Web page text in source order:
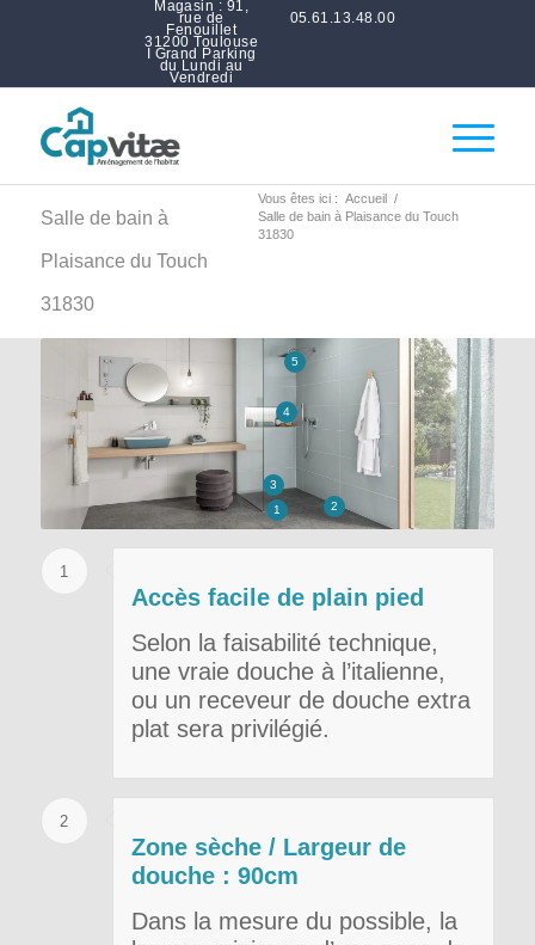
Magasin : 91,
rue de
Fenouillet
31200 Toulouse
I Grand Parking
du Lundi au
Vendredi
05.61.13.48.00
Salle de bain à
Plaisance du Touch
31830
Vous êtes ici : Accueil /
Salle de bain à Plaisance du Touch
31830
1 2
3
4
5
1
Accès facile de plain pied
Selon la faisabilité technique,
une vraie douche à l’italienne,
ou un receveur de douche extra
plat sera privilégié.
2
Zone sèche / Largeur de
douche : 90cm
Dans la mesure du possible, la